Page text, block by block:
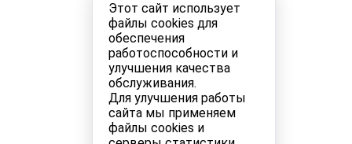
Этот сайт использует
файлы cookies для
обеспечения
работоспособности и
улучшения качества
обслуживания.
Для улучшения работы
сайта мы применяем
файлы cookies и